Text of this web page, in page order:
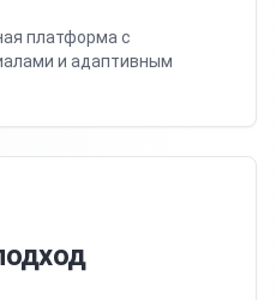
платформа с
и адаптивным